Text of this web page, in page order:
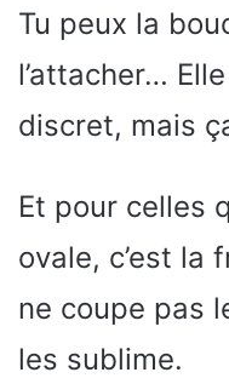
Tu peux la
l’attacher…
discret, mais
Et pour celles
ovale, c’est la
ne coupe pas
les sublime.